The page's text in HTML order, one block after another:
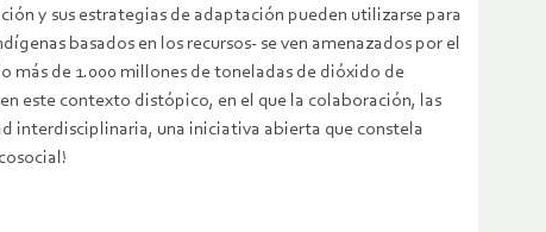
y sus estrategias de adaptación pueden utilizarse para
basados en los recursos- se ven amenazados por el
más de 1.000 millones de toneladas de dióxido de
este contexto distópico, en el que la colaboración, las
interdisciplinaria, una iniciativa abierta que constela